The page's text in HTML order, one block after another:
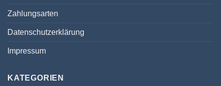
Zahlungsarten
Datenschutzerklärung
Impressum
KATEGORIEN